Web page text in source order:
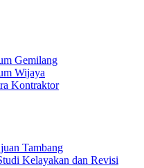
Gemilang
Wijaya
Kontraktor
Tambang
Kelayakan dan Revisi